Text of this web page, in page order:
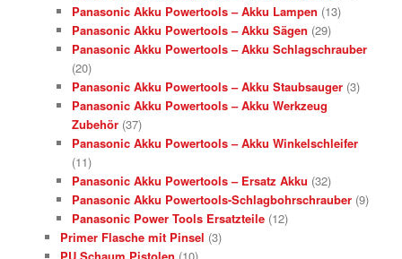
Panasonic Akku Powertools – Akku Lampen (13)
Panasonic Akku Powertools – Akku Sägen (29)
Panasonic Akku Powertools – Akku Schlagschrauber
(20)
Panasonic Akku Powertools – Akku Staubsauger (3)
Panasonic Akku Powertools – Akku Werkzeug
Zubehör (37)
Panasonic Akku Powertools – Akku Winkelschleifer
(11)
Panasonic Akku Powertools – Ersatz Akku (32)
Panasonic Akku Powertools-Schlagbohrschrauber (9)
Panasonic Power Tools Ersatzteile (12)
Primer Flasche mit Pinsel (3)